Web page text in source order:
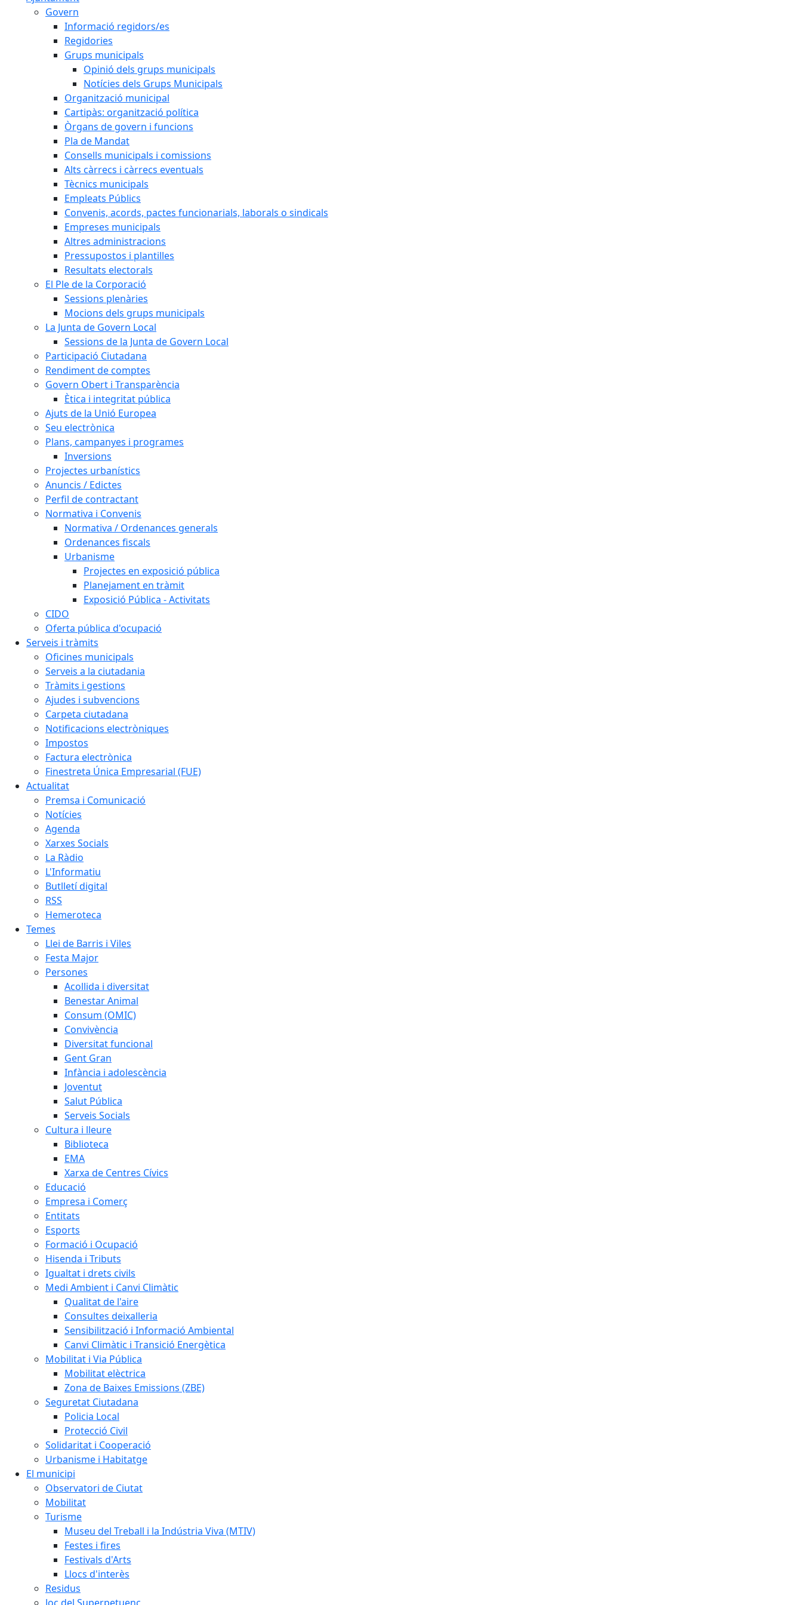
Govern
Informació regidors/es
Regidories
Grups municipals
Opinió dels grups municipals
Notícies dels Grups Municipals
Organització municipal
Cartipàs: organització política
Òrgans de govern i funcions
Pla de Mandat
Consells municipals i comissions
Alts càrrecs i càrrecs eventuals
Tècnics municipals
Empleats Públics
Convenis, acords, pactes funcionarials, laborals o sindicals
Empreses municipals
Altres administracions
Pressupostos i plantilles
Resultats electorals
El Ple de la Corporació
Sessions plenàries
Mocions dels grups municipals
La Junta de Govern Local
Sessions de la Junta de Govern Local
Participació Ciutadana
Rendiment de comptes
Govern Obert i Transparència
Ètica i integritat pública
Ajuts de la Unió Europea
Seu electrònica
Plans, campanyes i programes
Inversions
Projectes urbanístics
Anuncis / Edictes
Perfil de contractant
Normativa i Convenis
Normativa / Ordenances generals
Ordenances fiscals
Urbanisme
Projectes en exposició pública
Planejament en tràmit
Exposició Pública - Activitats
CIDO
Oferta pública d'ocupació
Serveis i tràmits
Oficines municipals
Serveis a la ciutadania
Tràmits i gestions
Ajudes i subvencions
Carpeta ciutadana
Notificacions electròniques
Impostos
Factura electrònica
Finestreta Única Empresarial (FUE)
Actualitat
Premsa i Comunicació
Notícies
Agenda
Xarxes Socials
La Ràdio
L'Informatiu
Butlletí digital
RSS
Hemeroteca
Temes
Llei de Barris i Viles
Festa Major
Persones
Acollida i diversitat
Benestar Animal
Consum (OMIC)
Convivència
Diversitat funcional
Gent Gran
Infància i adolescència
Joventut
Salut Pública
Serveis Socials
Cultura i lleure
Biblioteca
EMA
Xarxa de Centres Cívics
Educació
Empresa i Comerç
Entitats
Esports
Formació i Ocupació
Hisenda i Tributs
Igualtat i drets civils
Medi Ambient i Canvi Climàtic
Qualitat de l'aire
Consultes deixalleria
Sensibilització i Informació Ambiental
Canvi Climàtic i Transició Energètica
Mobilitat i Via Pública
Mobilitat elèctrica
Zona de Baixes Emissions (ZBE)
Seguretat Ciutadana
Policia Local
Protecció Civil
Solidaritat i Cooperació
Urbanisme i Habitatge
El municipi
Observatori de Ciutat
Mobilitat
Turisme
Museu del Treball i la Indústria Viva (MTIV)
Festes i fires
Festivals d'Arts
Llocs d'interès
Residus